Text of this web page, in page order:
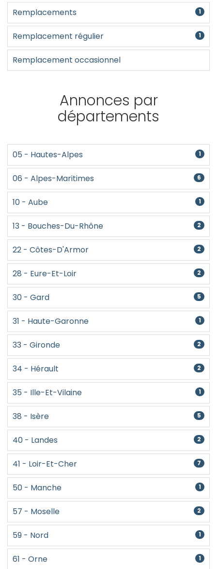
Remplacements 1
Remplacement régulier 1
Remplacement occasionnel
Annonces par
départements
05 - Hautes-Alpes 1
06 - Alpes-Maritimes 6
10 - Aube 1
13 - Bouches-Du-Rhône 2
22 - Côtes-D'Armor 2
28 - Eure-Et-Loir 2
30 - Gard 5
31 - Haute-Garonne 1
33 - Gironde 2
34 - Hérault 2
35 - Ille-Et-Vilaine 1
38 - Isère 5
40 - Landes 2
41 - Loir-Et-Cher 7
50 - Manche 1
57 - Moselle 2
59 - Nord 1
61 - Orne 1